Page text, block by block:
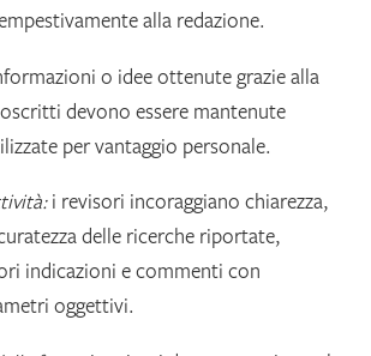
alla redazione.
o idee ottenute grazie alla
devono essere mantenute
per vantaggio personale.
i revisori incoraggiano chiarezza,
delle ricerche riportate,
indicazioni e commenti con
oggettivi.